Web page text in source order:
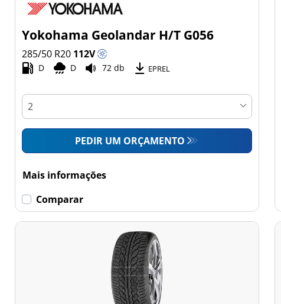
Yokohama Geolandar H/T G056
285/50 R20 112V
D D 72 db EPREL
PEDIR UM ORÇAMENTO
Mais informações
Comparar